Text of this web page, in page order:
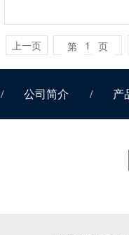
上一页 第 1 页
/ 公司简介 / 产